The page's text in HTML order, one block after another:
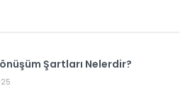
Şartları Nelerdir?